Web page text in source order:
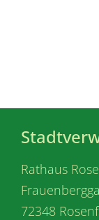
Rathaus
72348